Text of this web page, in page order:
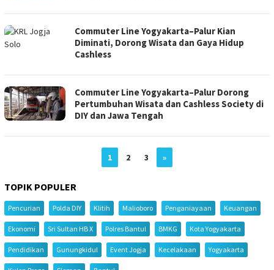
Commuter Line Yogyakarta–Palur Kian
Diminati, Dorong Wisata dan Gaya Hidup
Cashless
Commuter Line Yogyakarta–Palur Dorong
Pertumbuhan Wisata dan Cashless Society di
DIY dan Jawa Tengah
1 2 3 »
TOPIK POPULER
Pencurian Polda DIY Klitih Malioboro Penganiayaan Keuangan
Ekonomi Sri Sultan HB X Polres Bantul BMKG Kota Yogyakarta
Pendidikan Gunungkidul Event Jogja Kecelakaan Yogyakarta